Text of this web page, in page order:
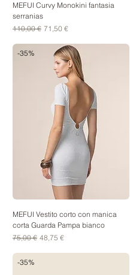
MEFUI Curvy Monokini fantasia
serranias
Prezzo regolare
110,00 € Prezzo scontato
71,50 €
-35%
MEFUI Vestito corto con manica
corta Guarda Pampa bianco
Prezzo regolare
75,00 € Prezzo scontato
48,75 €
-35%